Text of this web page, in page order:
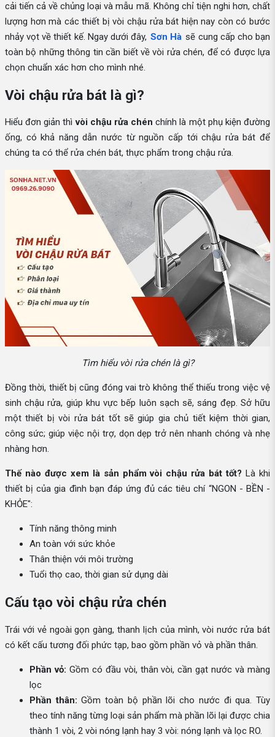
cải tiến cả về chủng loại và mẫu mã. Không chỉ tiện nghi hơn, chất
lượng hơn mà các thiết bị vòi chậu rửa bát hiện nay còn có bước
nhảy vọt về thiết kế. Ngay dưới đây, Sơn Hà sẽ cung cấp cho bạn
toàn bộ những thông tin cần biết về vòi rửa chén, để có được lựa
chọn chuẩn xác hơn cho mình nhé.
Vòi chậu rửa bát là gì?
Hiểu đơn giản thìvòi chậu rửa chén chính là một phụ kiện đường
ống, có khả năng dẫn nước từ nguồn cấp tới chậu rửa bát để
chúng ta có thể rửa chén bát, thực phẩm trong chậu rửa.
Tìm hiểu vòi rửa chén là gì?
Đồng thời, thiết bị cũng đóng vai trò không thể thiếu trong việc vệ
sinh chậu rửa, giúp khu vực bếp luôn sạch sẽ, sáng đẹp. Sở hữu
một thiết bị vòi rửa bát tốt sẽ giúp gia chủ tiết kiệm thời gian,
công sức; giúp việc nội trợ, dọn dẹp trở nên nhanh chóng và nhẹ
nhàng hơn.
Thế nào được xem là sản phẩm vòi chậu rửa bát tốt? Là khi
thiết bị của gia đình bạn đáp ứng đủ các tiêu chí “NGON - BỀN -
KHỎE":
Tính năng thông minh
An toàn với sức khỏe
Thân thiện với môi trường
Tuổi thọ cao, thời gian sử dụng dài
Cấu tạo vòi chậu rửa chén
Trái với vẻ ngoài gọn gàng, thanh lịch của mình, vòi nước rửa bát
có kết cấu tương đối phức tạp, bao gồm phần vỏ và phần thân.
Phần vỏ: Gồm có đầu vòi, thân vòi, cần gạt nước và màng
lọc
Phần thân: Gồm toàn bộ phần lõi cho nước đi qua. Tùy
theo tính năng từng loại sản phẩm mà phần lõi lại được chia
thành 1 vòi, 2 vòi nóng lạnh hay 3 vòi: nóng lạnh và lọc RO.